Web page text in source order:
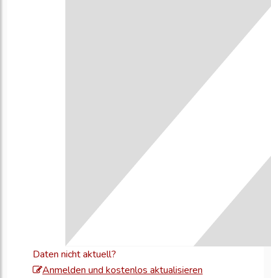
Daten nicht aktuell?
Anmelden und kostenlos aktualisieren